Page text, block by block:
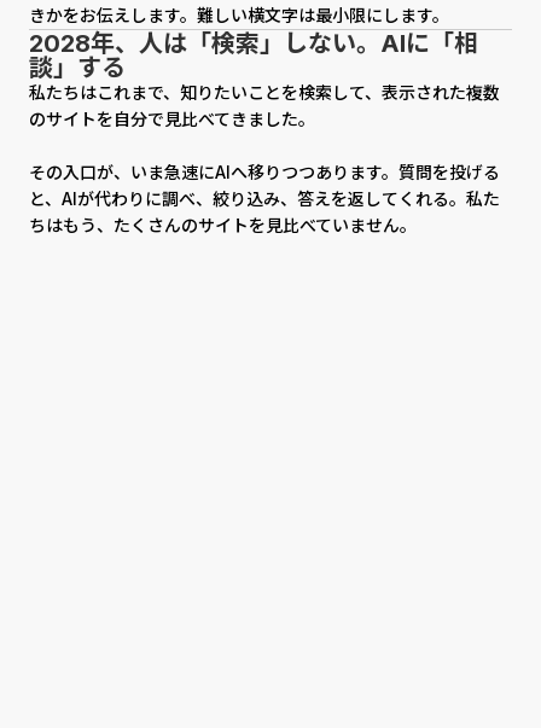
きかをお伝えします。難しい横文字は最小限にします。
2028年、人は「検索」しない。AIに「相
談」する
私たちはこれまで、知りたいことを検索して、表示された複数
のサイトを自分で見比べてきました。
その入口が、いま急速にAIへ移りつつあります。質問を投げる
と、AIが代わりに調べ、絞り込み、答えを返してくれる。私た
ちはもう、たくさんのサイトを見比べていません。